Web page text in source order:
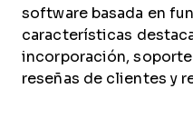
software basada en
características
incorporación,
reseñas de clientes y